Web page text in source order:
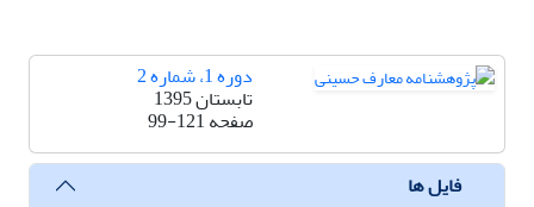
دوره 1، شماره 2
تابستان 1395
صفحه99-121
فایل ها